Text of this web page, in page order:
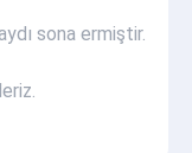
sona ermiştir.